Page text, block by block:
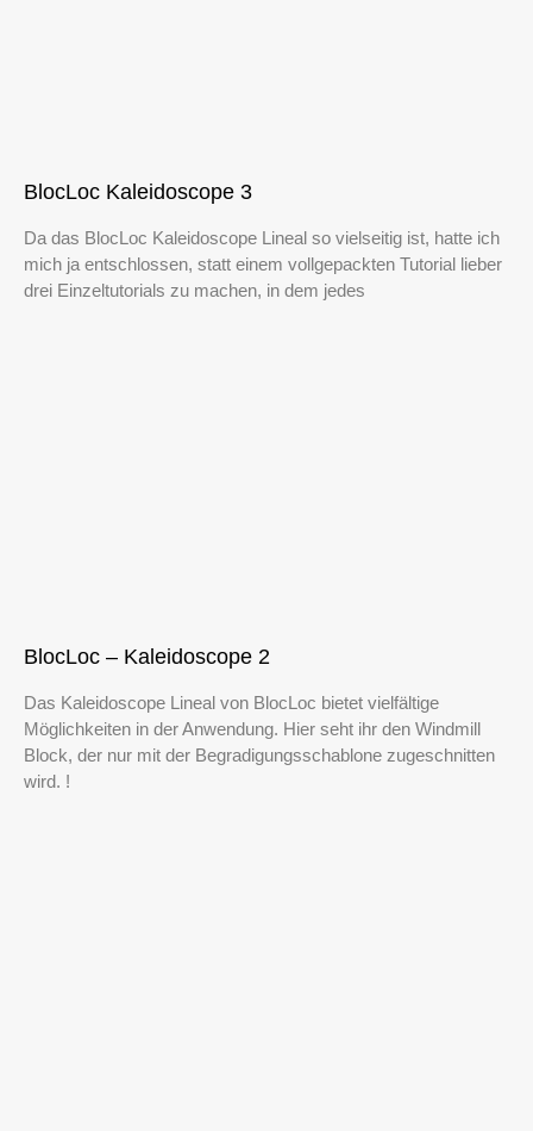
BlocLoc Kaleidoscope 3
Da das BlocLoc Kaleidoscope Lineal so vielseitig ist, hatte ich
mich ja entschlossen, statt einem vollgepackten Tutorial lieber
drei Einzeltutorials zu machen, in dem jedes
BlocLoc – Kaleidoscope 2
Das Kaleidoscope Lineal von BlocLoc bietet vielfältige
Möglichkeiten in der Anwendung. Hier seht ihr den Windmill
Block, der nur mit der Begradigungsschablone zugeschnitten
wird. !